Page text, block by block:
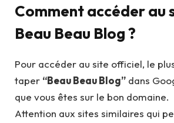
Comment accéder au
Beau Beau Blog ?
Pour accéder au site officiel, le
taper “Beau Beau Blog” dans
que vous êtes sur le bon domaine.
Attention aux sites similaires qui